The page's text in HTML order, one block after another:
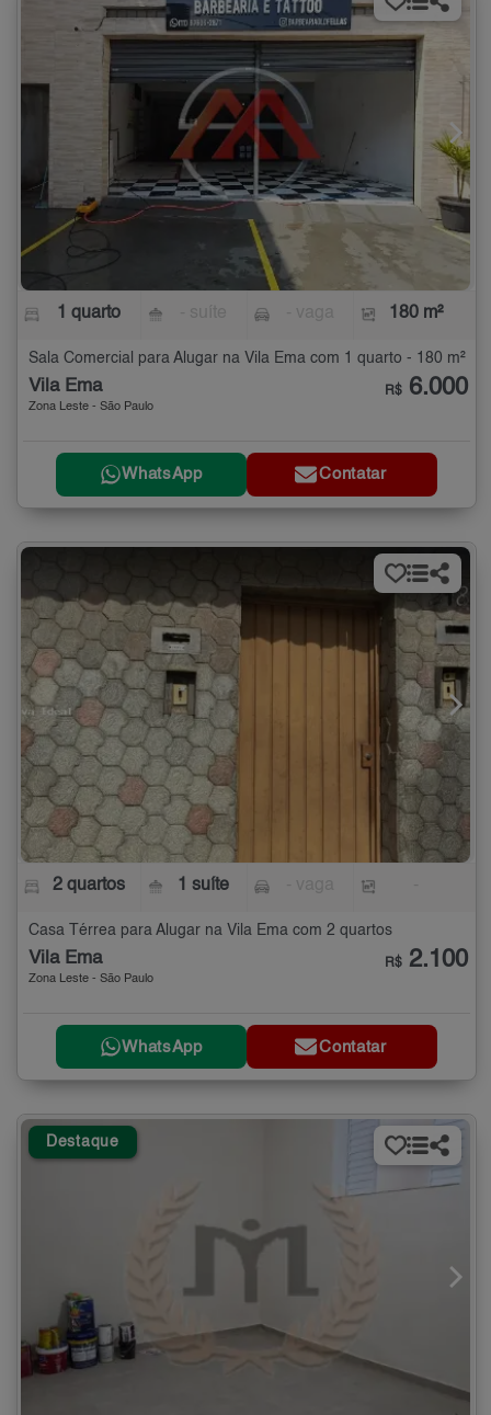
1 quarto 180 m²
Sala Comercial para Alugar na Vila Ema com 1 quarto - 180 m²
Vila Ema
Zona Leste - São Paulo
R$ 6.000
WhatsApp Contatar
2 quartos 1 suíte
Casa Térrea para Alugar na Vila Ema com 2 quartos
Vila Ema
Zona Leste - São Paulo
R$ 2.100
WhatsApp Contatar
Destaque